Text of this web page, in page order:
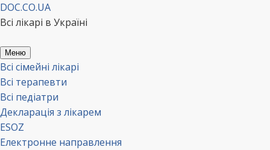
Перейти
до
DOC.CO.UA
Всі лікарі в Україні
Меню
Всі сімейні лікарі
Всі терапевти
Всі педіатри
Декларація з лікарем
ESOZ
Електронне направлення